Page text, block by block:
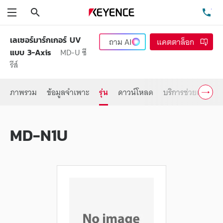
เลเซอร์มาร์กเกอร์ UV
แบบ 3-Axis
MD-U ซี
รีส์
ถามAI แคตตาล็อก
ภาพรวม ข้อมูลจำเพาะ รุ่น ดาวน์โหลด บริการช่วยเหลือ
MD-N1U